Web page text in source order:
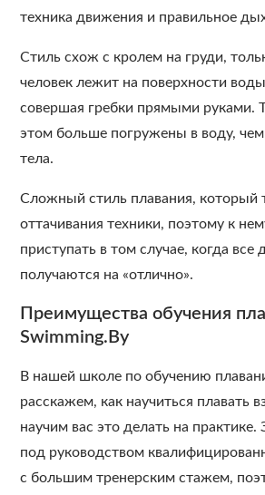
техника движения и правильное
Стиль схож с кролем на груди,
человек лежит на поверхности
совершая гребки прямыми руками.
этом больше погружены в воду, чем
тела.
Сложный стиль плавания, который
оттачивания техники, поэтому к
приступать в том случае, когда все
получаются на «отлично».
Преимущества обучения
Swimming.By
В нашей школе по обучению
расскажем, как научиться плавать
научим вас это делать на практике.
под руководством
с большим тренерским стажем,